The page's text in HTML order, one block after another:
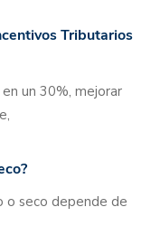
Tributarios
un 30%, mejorar
o seco depende de